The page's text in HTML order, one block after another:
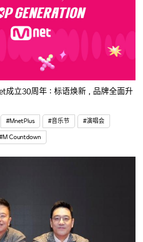
成立30周年：标语焕新，品牌全面升
#MnetPlus #音乐节 #演唱会
Countdown